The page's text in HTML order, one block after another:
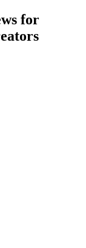
for